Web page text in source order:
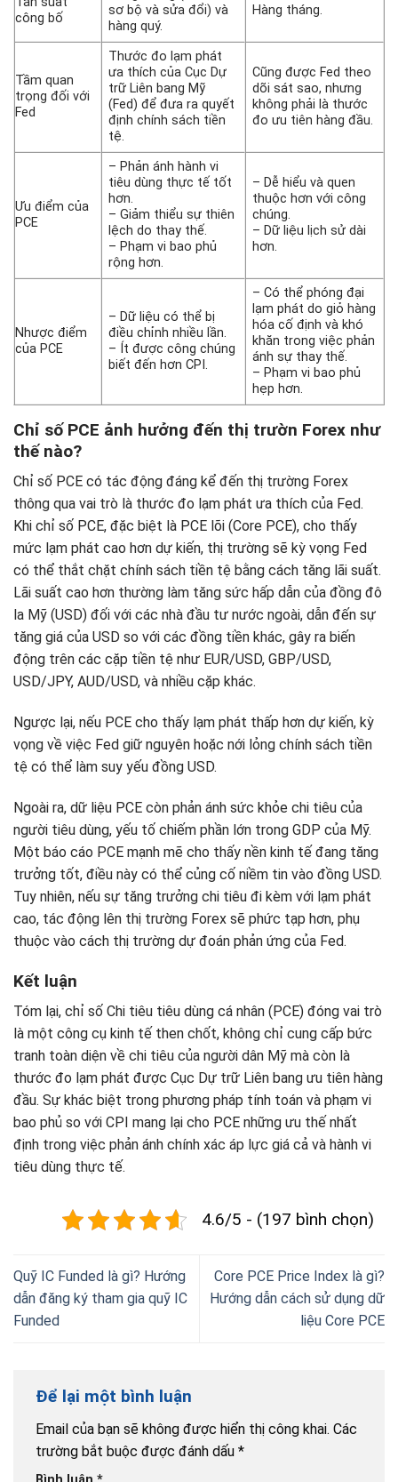
công bố
sơ bộ và sửa đổi) và
hàng quý.
Hàng tháng.
Tầm quan
trọng đối với
Fed
Thước đo lạm phát
ưa thích của Cục Dự
trữ Liên bang Mỹ
(Fed) để đưa ra quyết
định chính sách tiền
tệ.
Cũng được Fed theo
dõi sát sao, nhưng
không phải là thước
đo ưu tiên hàng đầu.
Ưu điểm của
PCE
– Phản ánh hành vi
tiêu dùng thực tế tốt
hơn.
– Giảm thiểu sự thiên
lệch do thay thế.
– Phạm vi bao phủ
rộng hơn.
– Dễ hiểu và quen
thuộc hơn với công
chúng.
– Dữ liệu lịch sử dài
hơn.
Nhược điểm
của PCE
– Dữ liệu có thể bị
điều chỉnh nhiều lần.
– Ít được công chúng
biết đến hơn CPI.
– Có thể phóng đại
lạm phát do giỏ hàng
hóa cố định và khó
khăn trong việc phản
ánh sự thay thế.
– Phạm vi bao phủ
hẹp hơn.
Chỉ số PCE ảnh hưởng đến thị trườn Forex như
thế nào?
Chỉ số PCE có tác động đáng kể đến thị trường Forex
thông qua vai trò là thước đo lạm phát ưa thích của Fed.
Khi chỉ số PCE, đặc biệt là PCE lõi (Core PCE), cho thấy
mức lạm phát cao hơn dự kiến, thị trường sẽ kỳ vọng Fed
có thể thắt chặt chính sách tiền tệ bằng cách tăng lãi suất.
Lãi suất cao hơn thường làm tăng sức hấp dẫn của đồng đô
la Mỹ (USD) đối với các nhà đầu tư nước ngoài, dẫn đến sự
tăng giá của USD so với các đồng tiền khác, gây ra biến
động trên các cặp tiền tệ như EUR/USD, GBP/USD,
USD/JPY, AUD/USD, và nhiều cặp khác.
Ngược lại, nếu PCE cho thấy lạm phát thấp hơn dự kiến, kỳ
vọng về việc Fed giữ nguyên hoặc nới lỏng chính sách tiền
tệ có thể làm suy yếu đồng USD.
Ngoài ra, dữ liệu PCE còn phản ánh sức khỏe chi tiêu của
người tiêu dùng, yếu tố chiếm phần lớn trong GDP của Mỹ.
Một báo cáo PCE mạnh mẽ cho thấy nền kinh tế đang tăng
trưởng tốt, điều này có thể củng cố niềm tin vào đồng USD.
Tuy nhiên, nếu sự tăng trưởng chi tiêu đi kèm với lạm phát
cao, tác động lên thị trường Forex sẽ phức tạp hơn, phụ
thuộc vào cách thị trường dự đoán phản ứng của Fed.
Kết luận
Tóm lại, chỉ số Chi tiêu tiêu dùng cá nhân (PCE) đóng vai trò
là một công cụ kinh tế then chốt, không chỉ cung cấp bức
tranh toàn diện về chi tiêu của người dân Mỹ mà còn là
thước đo lạm phát được Cục Dự trữ Liên bang ưu tiên hàng
đầu. Sự khác biệt trong phương pháp tính toán và phạm vi
bao phủ so với CPI mang lại cho PCE những ưu thế nhất
định trong việc phản ánh chính xác áp lực giá cả và hành vi
tiêu dùng thực tế.
4.6/5 - (197 bình chọn)
Quỹ IC Funded là gì? Hướng
dẫn đăng ký tham gia quỹ IC
Funded
Core PCE Price Index là gì?
Hướng dẫn cách sử dụng dữ
liệu Core PCE
Để lại một bình luận
Email của bạn sẽ không được hiển thị công khai. Các
trường bắt buộc được đánh dấu *